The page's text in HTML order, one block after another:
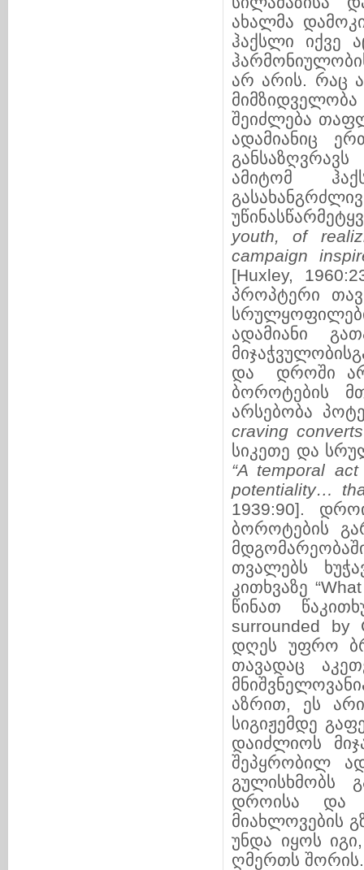
ახალმა
ჰაქსლი იქვე
არ არის. რაც
შეიძლება
ადამიანიც
ამიტომ
youth, of
campaign
[Huxley,
პროპტერი
ადამიანი
და დროში
ბოროტების
არსებობა
craving
სიკეთე და
“A temporal
potentiality…
1939:90].
ბოროტების
თვალებს
კითხვაზე
წინათ
surrounded by
დღეს უფრო
თავადაც
აზრით, ეს
სიგიჟემდე
დაიძლიოს
შეპყრობილ
გულისხმობს
დროისა და
მიახლოვების
უნდა იყოს
ღმერთს შორის.